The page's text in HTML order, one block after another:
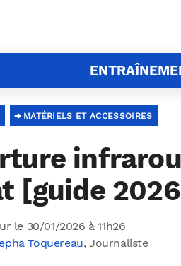
MATÉRIELS ET ACCESSOIRES
[guide
le 30/01/2026 à 11h26
Toquereau, Journaliste